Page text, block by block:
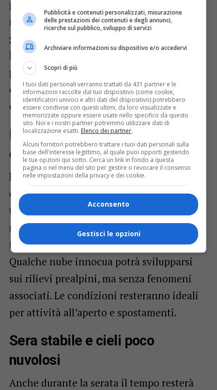
pianura friulana. Le temperature si
manterranno miti già dalle prime ore del
giorno e il sole garantirà una buona
luminosità su tutto il territorio
provinciale. La ventilazione moderata
contribuirà a mantenere il clima piacevole
e asciutto.
Pomeriggio caldo ma con
condizioni ancora gradevoli
Nel corso del pomeriggio il tempo
continuerà a mantenersi stabile. Le
temperature raggiungeranno i 28 gradi,
regalando una giornata dal sapore
tipicamente estivo ma senza eccessi di afa.
Qualche nube innocua potrà svilupparsi
sui rilievi prealpini, ma senza fenomeni
associati. Le condizioni resteranno ideali
per attività all’aperto e spostamenti.
Sera stabile e cieli poco
nuvolosi
Anche durante la serata il tempo resterà
Pubblicità e contenuti personalizzati, misurazione
delle prestazioni dei contenuti e degli annunci,
ricerche sul pubblico, sviluppo di servizi
Archiviare informazioni su dispositivo e/o accedervi
Scopri di più
I tuoi dati personali verranno trattati da 431 partner e le
informazioni raccolte dal tuo dispositivo (come cookie,
identificatori univoci e altri dati del dispositivo) potrebbero
essere condivise con questi ultimi, da loro visualizzate e
memorizzate oppure essere usate nello specifico da questo
sito. Noi e i nostri partner potremmo utilizzare dati di
localizzazione esatti. Elenco dei partner.
Alcuni fornitori potrebbero trattare i tuoi dati personali sulla
base dell'interesse legittimo, al quale puoi opporti gestendo
le tue opzioni qui sotto. Cerca un link in fondo a questa
pagina o nel menu del sito per gestire o revocare il consenso
nelle impostazioni della privacy e dei cookie.
Acconsento
Gestisci le opzioni